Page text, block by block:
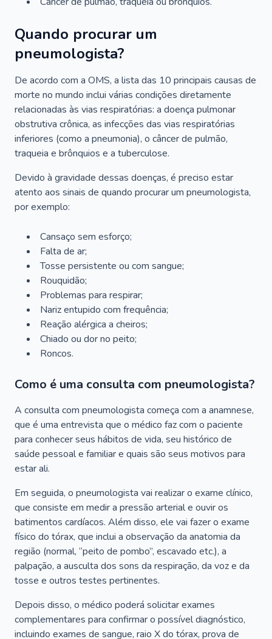
Quando procurar um
pneumologista?
De acordo com a OMS, a lista das 10 principais causas de
morte no mundo inclui várias condições diretamente
relacionadas às vias respiratórias: a doença pulmonar
obstrutiva crônica, as infecções das vias respiratórias
inferiores (como a pneumonia), o câncer de pulmão,
traqueia e brônquios e a tuberculose.
Devido à gravidade dessas doenças, é preciso estar
atento aos sinais de quando procurar um pneumologista,
por exemplo:
Cansaço sem esforço;
Falta de ar;
Tosse persistente ou com sangue;
Rouquidão;
Problemas para respirar;
Nariz entupido com frequência;
Reação alérgica a cheiros;
Chiado ou dor no peito;
Roncos.
Como é uma consulta com pneumologista?
A consulta com pneumologista começa com a anamnese,
que é uma entrevista que o médico faz com o paciente
para conhecer seus hábitos de vida, seu histórico de
saúde pessoal e familiar e quais são seus motivos para
estar ali.
Em seguida, o pneumologista vai realizar o exame clínico,
que consiste em medir a pressão arterial e ouvir os
batimentos cardíacos. Além disso, ele vai fazer o exame
físico do tórax, que inclui a observação da anatomia da
região (normal, “peito de pombo”, escavado etc.), a
palpação, a ausculta dos sons da respiração, da voz e da
tosse e outros testes pertinentes.
Depois disso, o médico poderá solicitar exames
complementares para confirmar o possível diagnóstico,
incluindo exames de sangue, raio X do tórax, prova de